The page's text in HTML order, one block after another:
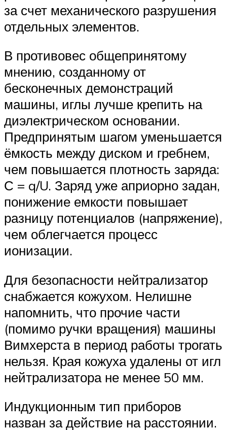
за счет механического разрушения
отдельных элементов.
В противовес общепринятому
мнению, созданному от
бесконечных демонстраций
машины, иглы лучше крепить на
диэлектрическом основании.
Предпринятым шагом уменьшается
ёмкость между диском и гребнем,
чем повышается плотность заряда:
С = q/U. Заряд уже априорно задан,
понижение емкости повышает
разницу потенциалов (напряжение),
чем облегчается процесс
ионизации.
Для безопасности нейтрализатор
снабжается кожухом. Нелишне
напомнить, что прочие части
(помимо ручки вращения) машины
Вимхерста в период работы трогать
нельзя. Края кожуха удалены от игл
нейтрализатора не менее 50 мм.
Индукционным тип приборов
назван за действие на расстоянии.